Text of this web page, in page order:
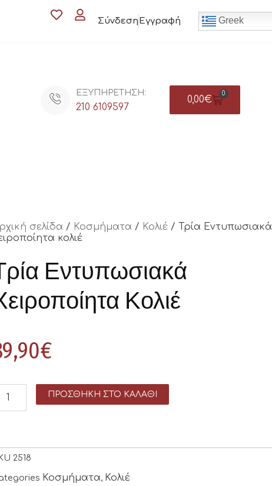
Σύνδεση Εγγραφή Greek
ΕΞΥΠΗΡΕΤΗΣΗ:
210 6109597
0,00€
0
σελίδα / Κοσμήματα / Κολιέ / Τρία Εντυπωσιακά
κολιέ
Εντυπωσιακά
Κολιέ
€
ΠΡΟΣΘΉΚΗ ΣΤΟ ΚΑΛΆΘΙ
2518
Κοσμήματα, Κολιέ